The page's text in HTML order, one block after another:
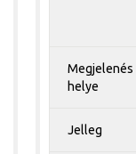
Megjelenés
helye
Jelleg